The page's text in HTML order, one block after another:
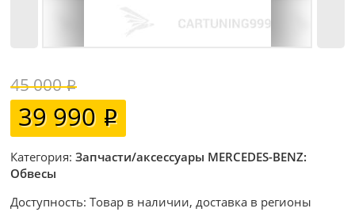
45 000
39 990
Категория:Запчасти/аксессуары MERCEDES-BENZ:
Обвесы
Доступность: Товар в наличии, доставка в регионы